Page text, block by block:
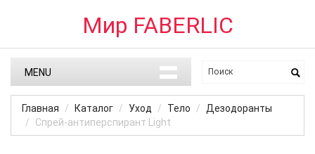
Мир FABERLIC
MENU
Главная Каталог Уход Тело
Дезодоранты
Спрей-антиперспирант Light